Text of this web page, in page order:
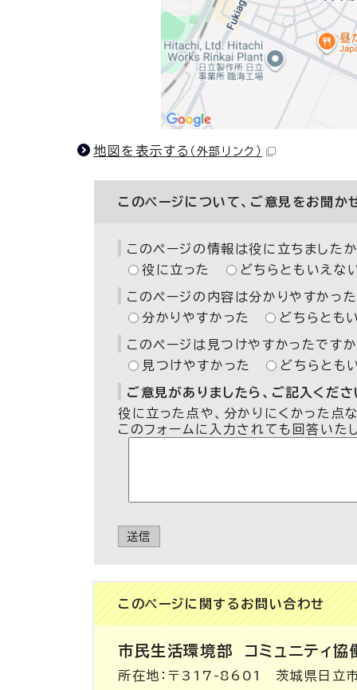
地図を表示する （外部リンク）
このページについて、ご意見をお聞か
このページの情報は役に立ちましたか
役に立った
どちらともいえな
このページの内容は分かりやすかっ
分かりやすかった
どちらとも
このページは見つけやすかったですか
見つけやすかった
どちらとも
ご意見がありましたら、ご記入くだ
役に立った点や、分かりにくかった点
このフォームに入力されても回答いた
送信
このページに関する お問い合わせ
市民生活環境部 コミュニティ協
所在地：〒317-8601 茨城県日立